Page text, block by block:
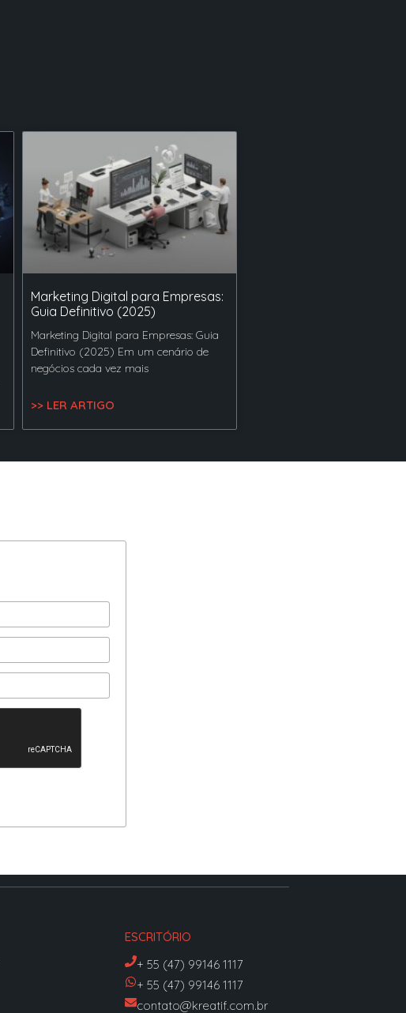
Marketing Digital para Empresas:
Guia Definitivo (2025)
Marketing Digital para Empresas: Guia
Definitivo (2025) Em um cenário de
negócios cada vez mais
>> LER ARTIGO
ESCRITÓRIO
+ 55 (47) 99146 1117
+ 55 (47) 99146 1117
contato@kreatif.com.br